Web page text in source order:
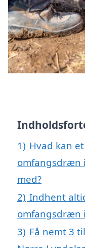
1) Hvad kan
omfangsdræn
med?
2) Indhent
omfangsdræn
3) Få nemt 3